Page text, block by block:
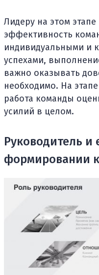
Лидеру на этом
эффективность
индивидуальными и
успехами,
важно оказывать
необходимо. На
работа команды
усилий в целом.
Руководитель и
формировании